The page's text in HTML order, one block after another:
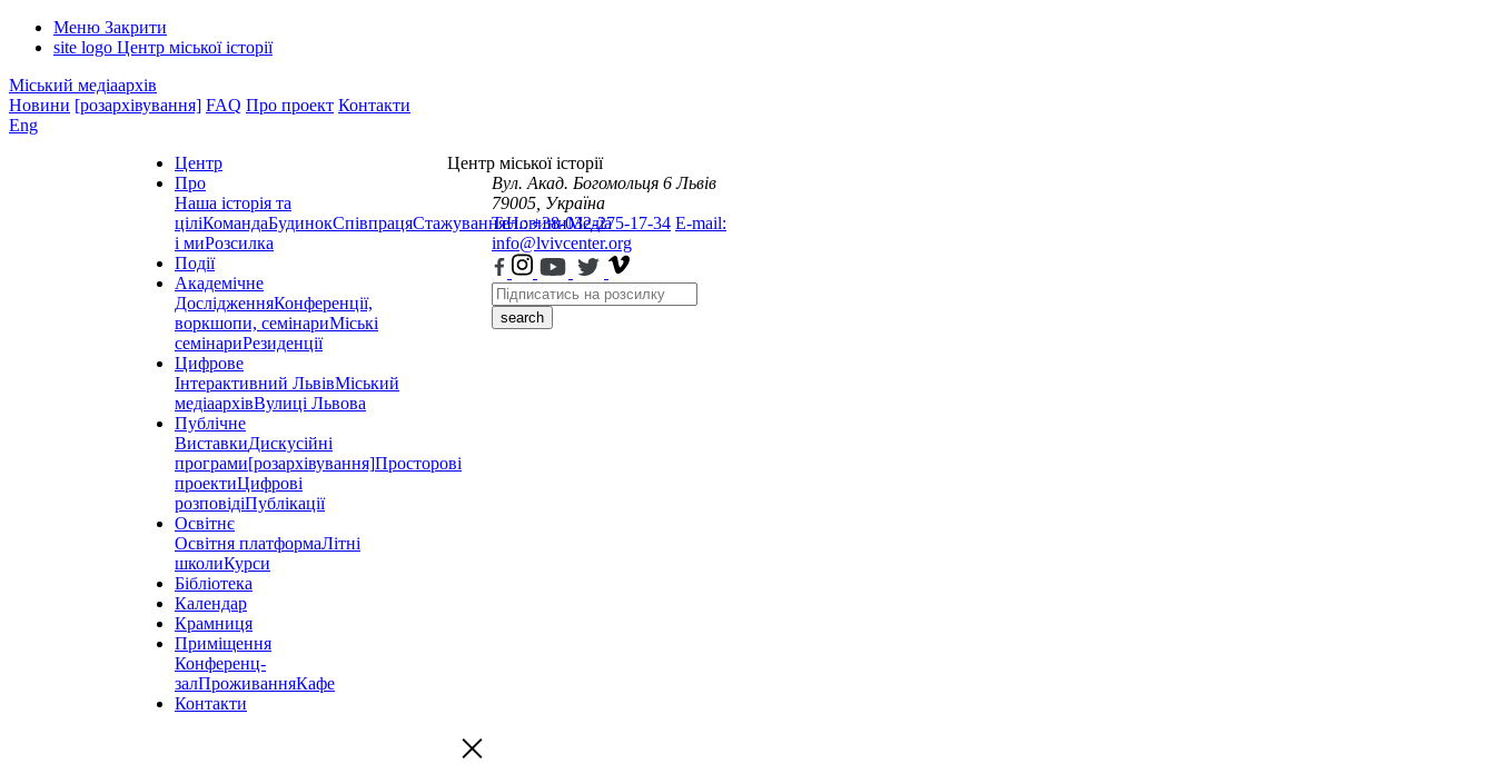
Меню Закрити
site logo Центр міської історії
Міський медіаархів
Новини [розархівування] FAQ Про проект Контакти
Eng
Центр
Про
Наша історія та
ціліКомандаБудинокСпівпрацяСтажуванняНовиниМедіа
і миРозсилка
Події
Академічне
ДослідженняКонференції,
воркшопи, семінариМіські
семінариРезиденції
Цифрове
Інтерактивний ЛьвівМіський
медіаархівВулиці Львова
Публічне
ВиставкиДискусійні
програми[розархівування]Просторові
проектиЦифрові
розповідіПублікації
Освітнє
Освітня платформаЛітні
школиКурси
Бібліотека
Календар
Крамниця
Приміщення
Конференц-
залПроживанняКафе
Контакти
Центр міської історії
Вул. Акад. Богомольця 6 Львів
79005, Україна
Тел.: +38-032-275-17-34 E-mail:
info@lvivcenter.org
search